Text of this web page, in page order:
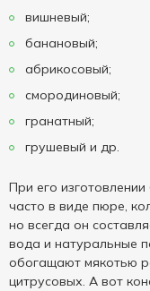
вишневый;
банановый;
абрикосовый;
смородиновый;
гранатный;
грушевый и др.
При его
часто в виде пюре,
но всегда он
вода и натуральные
обогащают мякотью
цитрусовых. А вот